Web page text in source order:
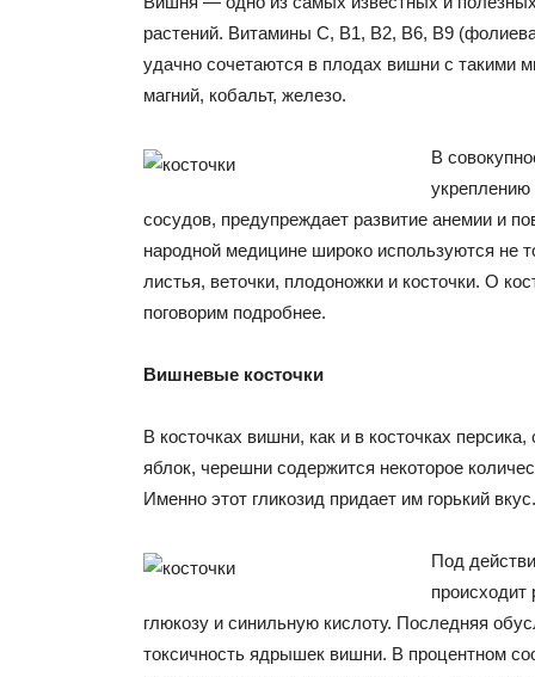
растений. Витамины C, B1, B2, B6, B9
удачно сочетаются в плодах вишни с такими
магний, кобальт, железо.
В
укреплению
сосудов, предупреждает развитие анемии и
народной медицине широко используются не
листья, веточки, плодоножки и косточки. О
поговорим подробнее.
Вишневые косточки
В косточках вишни, как и в косточках
яблок, черешни содержится некоторое
Именно этот гликозид придает им горький вкус.
Под
происходит
глюкозу и синильную кислоту. Последняя
токсичность ядрышек вишни. В процентном